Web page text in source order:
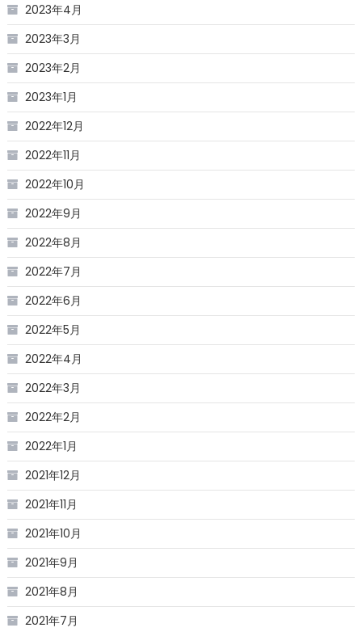
2023年4月
2023年3月
2023年2月
2023年1月
2022年12月
2022年11月
2022年10月
2022年9月
2022年8月
2022年7月
2022年6月
2022年5月
2022年4月
2022年3月
2022年2月
2022年1月
2021年12月
2021年11月
2021年10月
2021年9月
2021年8月
2021年7月